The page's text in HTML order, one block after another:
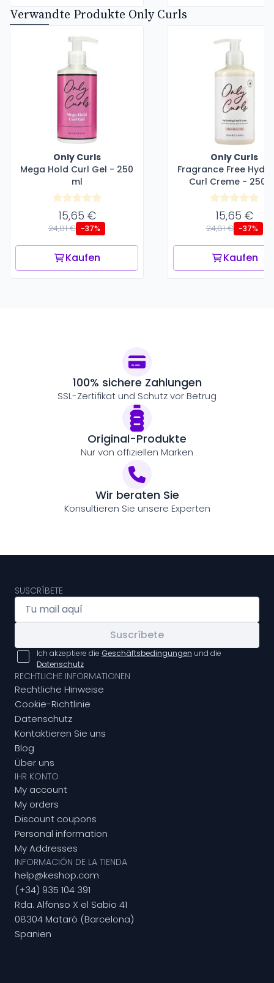
Verwandte Produkte Only Curls
Only Curls
Mega Hold Curl Gel - 250
ml
15,65 €
24,81 € -37%
Kaufen
Only Curls
Fragrance Free
Curl Creme - 250
15,65 €
24,81 € -37%
Kaufen
100% sichere Zahlungen
SSL-Zertifikat und Schutz vor Betrug
Original-Produkte
Nur von offiziellen Marken
Wir beraten Sie
Konsultieren Sie unsere Experten
SUSCRÍBETE
Suscríbete
Ich akzeptiere die Geschäftsbedingungen und die
Datenschutz
RECHTLICHE INFORMATIONEN
Rechtliche Hinweise
Cookie-Richtlinie
Datenschutz
Kontaktieren Sie uns
Blog
Über uns
IHR KONTO
My account
My orders
Discount coupons
Personal information
My Addresses
INFORMACIÓN DE LA TIENDA
help@keshop.com
(+34) 935 104 391
Rda. Alfonso X el Sabio 41
08304 Mataró (Barcelona)
Spanien